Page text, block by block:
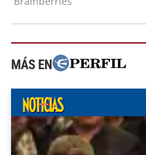
MÁS EN